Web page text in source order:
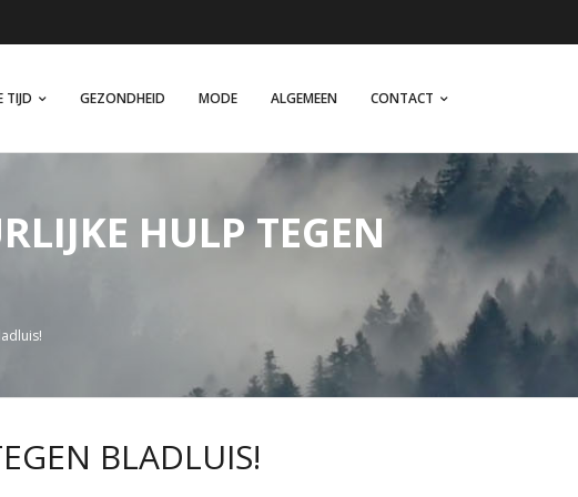
TIJD GEZONDHEID MODE ALGEMEEN CONTACT
HULP TEGEN
BLADLUIS!